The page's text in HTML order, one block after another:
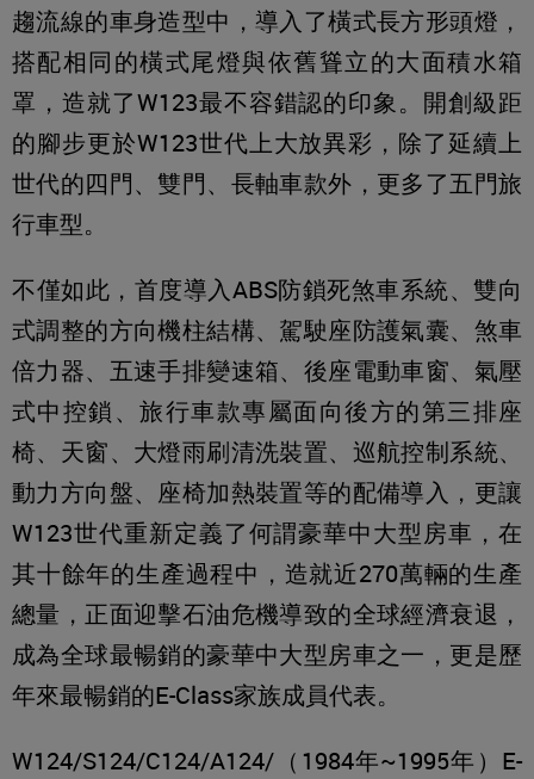
趨流線的車身造型中，導入了橫式長方形頭燈，
搭配相同的橫式尾燈與依舊聳立的大面積水箱
罩，造就了W123最不容錯認的印象。開創級距
的腳步更於W123世代上大放異彩，除了延續上
世代的四門、雙門、長軸車款外，更多了五門旅
行車型。
不僅如此，首度導入ABS防鎖死煞車系統、雙向
式調整的方向機柱結構、駕駛座防護氣囊、煞車
倍力器、五速手排變速箱、後座電動車窗、氣壓
式中控鎖、旅行車款專屬面向後方的第三排座
椅、天窗、大燈雨刷清洗裝置、巡航控制系統、
動力方向盤、座椅加熱裝置等的配備導入，更讓
W123世代重新定義了何謂豪華中大型房車，在
其十餘年的生產過程中，造就近270萬輛的生產
總量，正面迎擊石油危機導致的全球經濟衰退，
成為全球最暢銷的豪華中大型房車之一，更是歷
年來最暢銷的E-Class家族成員代表。
W124/S124/C124/A124/（1984年~1995年）E-